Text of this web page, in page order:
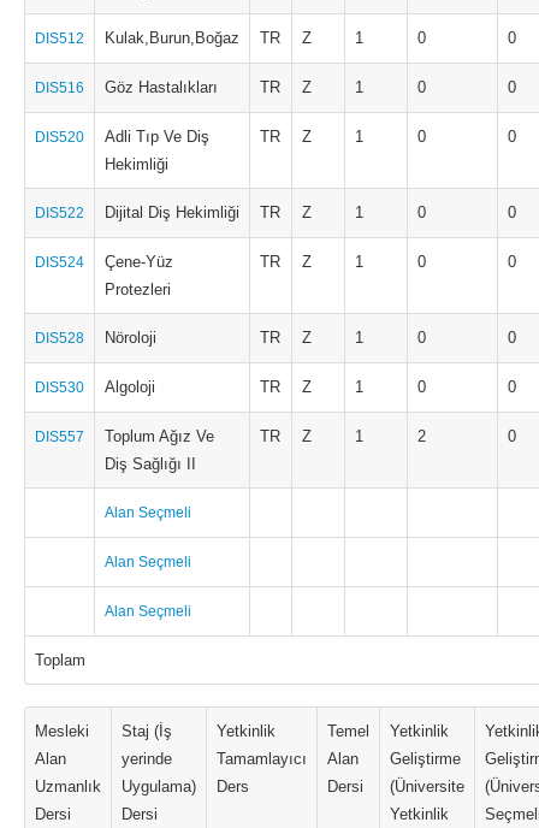
DIS512 Kulak,Burun,Boğaz TR Z 1 0 0
DIS516 Göz Hastalıkları TR Z 1 0 0
DIS520
Adli Tıp Ve Diş
Hekimliği
TR Z 1 0 0
DIS522 Dijital Diş Hekimliği TR Z 1 0 0
DIS524
Çene-Yüz
Protezleri
TR Z 1 0 0
DIS528 Nöroloji TR Z 1 0 0
DIS530 Algoloji TR Z 1 0 0
DIS557
Toplum Ağız Ve
Diş Sağlığı II
TR Z 1 2 0
Alan Seçmeli
Alan Seçmeli
Alan Seçmeli
Toplam
Mesleki
Alan
Uzmanlık
Dersi
Staj (İş
yerinde
Uygulama)
Dersi
Yetkinlik
Tamamlayıcı
Ders
Temel
Alan
Dersi
Yetkinlik
Geliştirme
(Üniversite
Yetkinlik